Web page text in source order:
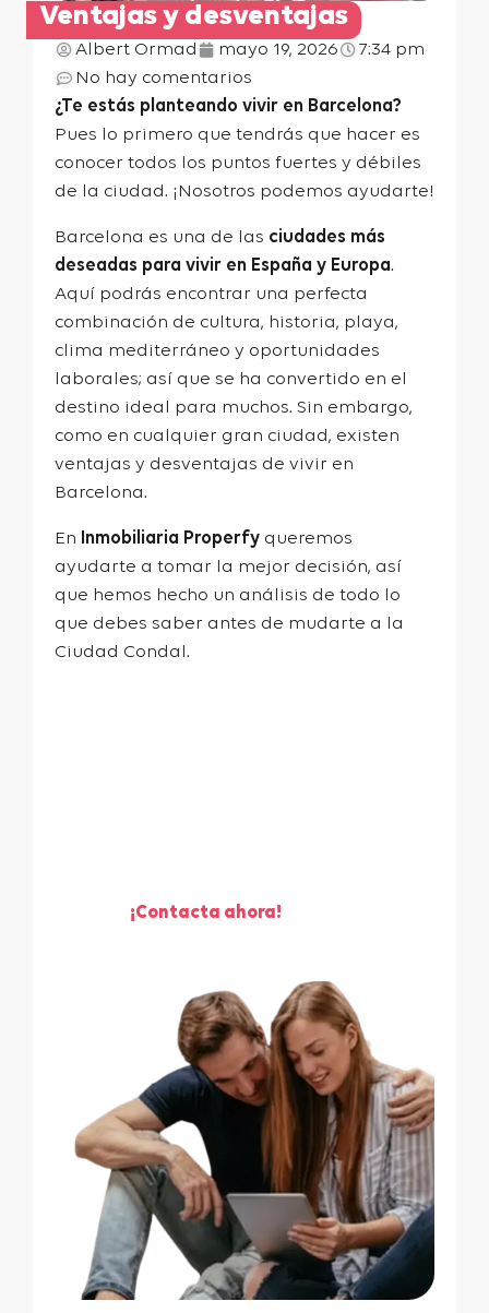
Ventajas y desventajas
Albert Ormad mayo 19, 2026
7:34 pm
No hay comentarios
¿Te estás planteando vivir en Barcelona?
Pues lo primero que tendrás que hacer es
conocer todos los puntos fuertes y débiles
de la ciudad. ¡Nosotros podemos ayudarte!
Barcelona es una de las ciudades más
deseadas para vivir en España y Europa.
Aquí podrás encontrar una perfecta
combinación de cultura, historia, playa,
clima mediterráneo y oportunidades
laborales; así que se ha convertido en el
destino ideal para muchos. Sin embargo,
como en cualquier gran ciudad, existen
ventajas y desventajas de vivir en
Barcelona.
En Inmobiliaria Properfy queremos
ayudarte a tomar la mejor decisión, así
que hemos hecho un análisis de todo lo
que debes saber antes de mudarte a la
Ciudad Condal.
¡Contacta ahora!